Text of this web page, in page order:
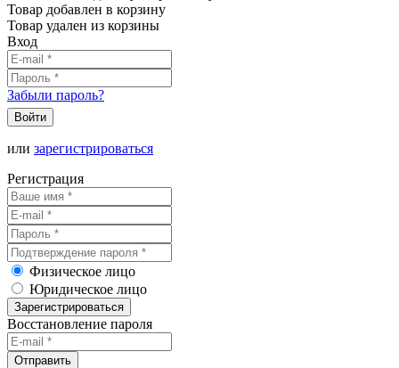
Товар добавлен в корзину
Товар удален из корзины
Вход
Забыли пароль?
Войти
или зарегистрироваться
Регистрация
Физическое лицо
Юридическое лицо
Зарегистрироваться
Восстановление пароля
Отправить